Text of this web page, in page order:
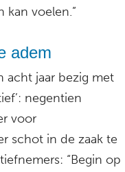
kan voelen.”
adem
acht jaar bezig met
negentien
voor
schot in de zaak te
“Begin op